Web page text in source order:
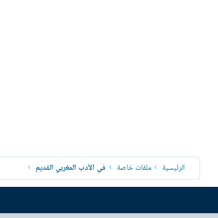
الرئيسية ملفات خاصة في الأدب المغربي القديم